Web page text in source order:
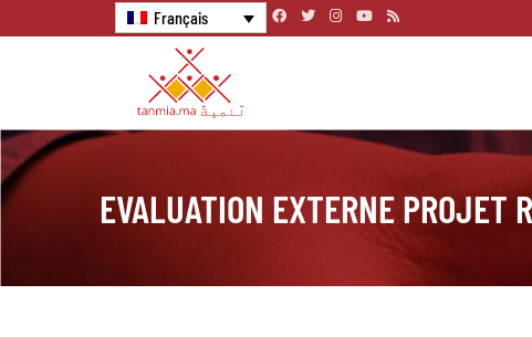
Français
EVALUATION EXTERNE PROJET